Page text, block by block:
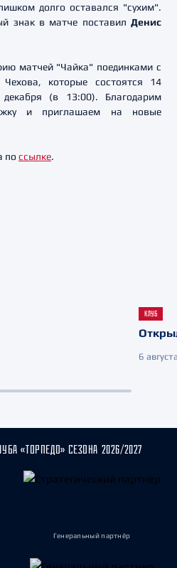
долго оставался "сухим".
знак в матче поставил Денис
матчей "Чайка" поединками с
которые состоятся 14
(в 13:00). Благодарим
и приглашаем на новые
по ссылке.
КЛУБ
6
«ТОРПЕДО» СЕЗОНА 2026/2027
Генеральный партнёр